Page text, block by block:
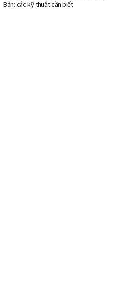
Bản: các kỹ thuật cần biết